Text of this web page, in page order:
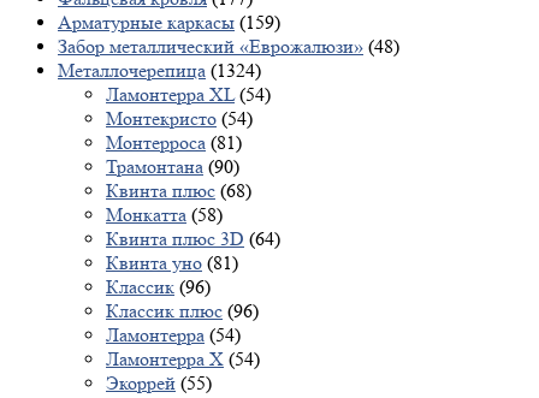
Арматурные каркасы (159)
Забор металлический «Еврожалюзи» (48)
Металлочерепица (1324)
Ламонтерра XL (54)
Монтекристо (54)
Монтерроса (81)
Трамонтана (90)
Квинта плюс (68)
Монкатта (58)
Квинта плюс 3D (64)
Квинта уно (81)
Классик (96)
Классик плюс (96)
Ламонтерра (54)
Ламонтерра X (54)
Экоррей (55)